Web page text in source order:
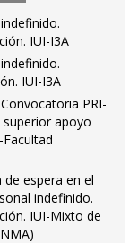
IUI-I3A
IUI-I3A
PRI-
apoyo
espera en el
indefinido.
IUI-Mixto de